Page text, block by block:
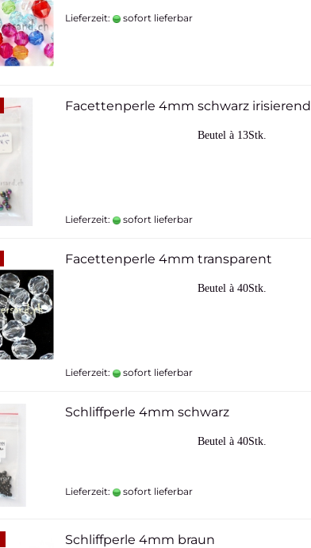
Lieferzeit: sofort lieferbar
Facettenperle 4mm schwarz irisierend
Beutel à 13Stk.
Lieferzeit: sofort lieferbar
Facettenperle 4mm transparent
Beutel à 40Stk.
Lieferzeit: sofort lieferbar
Schliffperle 4mm schwarz
Beutel à 40Stk.
Lieferzeit: sofort lieferbar
Schliffperle 4mm braun